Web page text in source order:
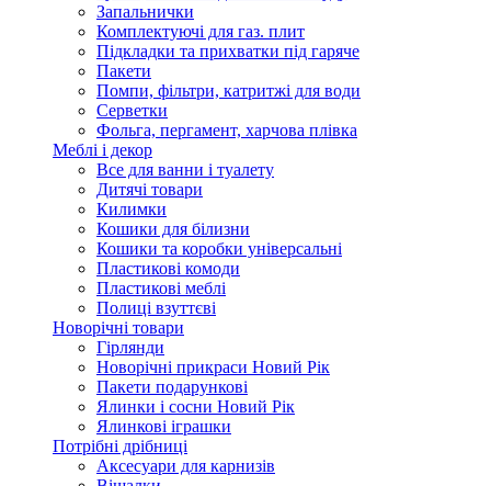
Запальнички
Комплектуючі для газ. плит
Підкладки та прихватки під гаряче
Пакети
Помпи, фільтри, катритжі для води
Серветки
Фольга, пергамент, харчова плівка
Меблі і декор
Все для ванни і туалету
Дитячі товари
Килимки
Кошики для білизни
Кошики та коробки універсальні
Пластикові комоди
Пластикові меблі
Полиці взуттєві
Новорічні товари
Гірлянди
Новорічні прикраси Новий Рік
Пакети подарункові
Ялинки і сосни Новий Рік
Ялинкові іграшки
Потрібні дрібниці
Аксесуари для карнизів